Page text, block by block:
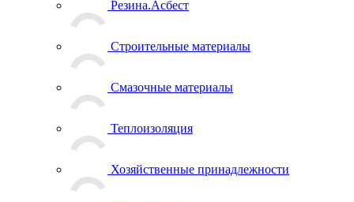
Резина.Асбест
Строительные материалы
Смазочные материалы
Теплоизоляция
Хозяйственные принадлежности